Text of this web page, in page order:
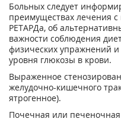
Больных следует
преимуществах лечения
РЕТАРДа, об
важности соблюдения
физических упражнений и
уровня глюкозы в крови.
Выраженное
желудочно-кишечного
ятрогенное).
Почечная или печеночная